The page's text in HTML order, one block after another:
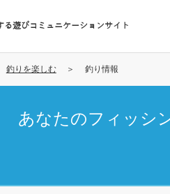
る遊びコミュニケーションサイト
釣りを楽しむ 釣り情報
あなたのフィッシ